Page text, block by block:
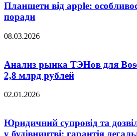
Планшети від apple:
поради
08.03.2026
Анализ рынка ТЭНов для
2,8 млрд рублей
02.01.2026
Юридичний супровід та
у будівництві: гарантія